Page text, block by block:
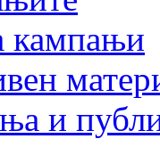
кампањи
и